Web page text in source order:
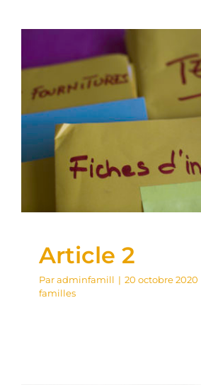
Article 2
Article 2
Paradminfamill | 20 octobre 2020
familles